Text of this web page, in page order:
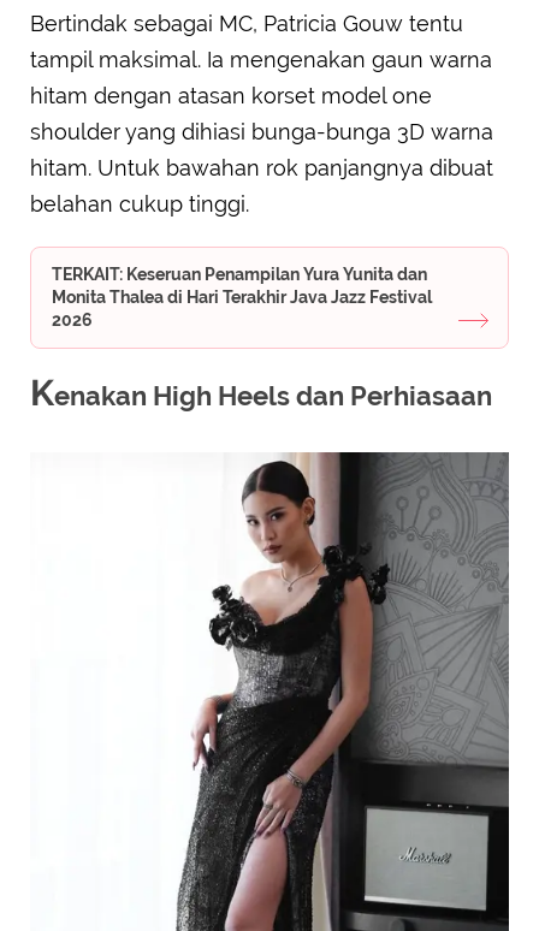
Bertindak sebagai MC, Patricia Gouw tentu
tampil maksimal. Ia mengenakan gaun warna
hitam dengan atasan korset model one
shoulder yang dihiasi bunga-bunga 3D warna
hitam. Untuk bawahan rok panjangnya dibuat
belahan cukup tinggi.
TERKAIT: Keseruan Penampilan Yura Yunita dan
Monita Thalea di Hari Terakhir Java Jazz Festival
2026
Kenakan High Heels dan Perhiasaan